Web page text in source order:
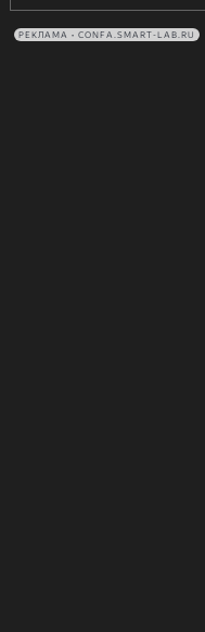
РЕКЛАМА • CONFA.SMART-LAB.RU